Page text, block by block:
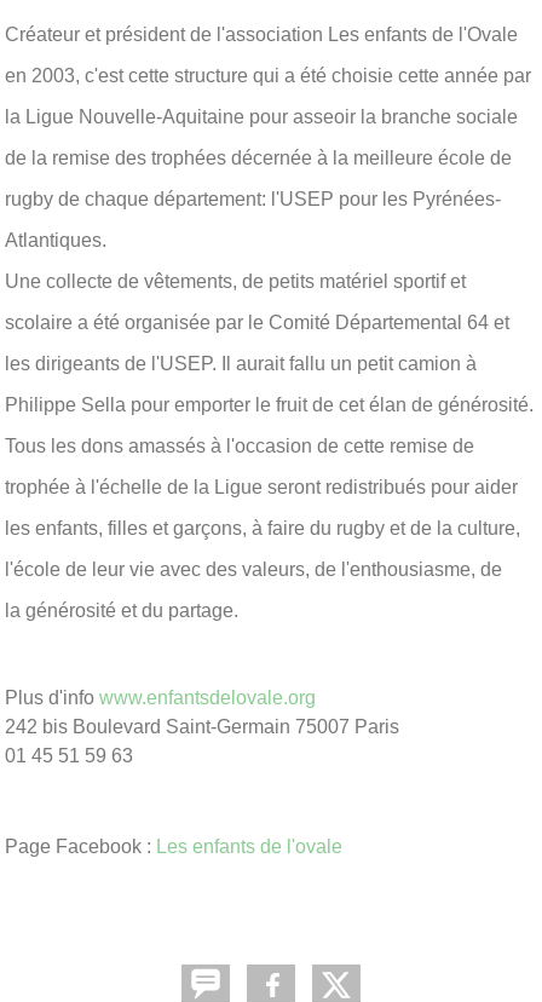
Créateur et président de l'association Les enfants de l'Ovale
en 2003, c'est cette structure qui a été choisie cette année par
la Ligue Nouvelle-Aquitaine pour asseoir la branche sociale
de la remise des trophées décernée à la meilleure école de
rugby de chaque département: l'USEP pour les Pyrénées-
Atlantiques.
Une collecte de vêtements, de petits matériel sportif et
scolaire a été organisée par le Comité Départemental 64 et
les dirigeants de l'USEP. Il aurait fallu un petit camion à
Philippe Sella pour emporter le fruit de cet élan de générosité.
Tous les dons amassés à l'occasion de cette remise de
trophée à l'échelle de la Ligue seront redistribués pour aider
les enfants, filles et garçons, à faire du rugby et de la culture,
l'école de leur vie avec des valeurs, de l'enthousiasme, de
la générosité et du partage.
Plus d'info www.enfantsdelovale.org
242 bis Boulevard Saint-Germain 75007 Paris
01 45 51 59 63
Page Facebook : Les enfants de l'ovale